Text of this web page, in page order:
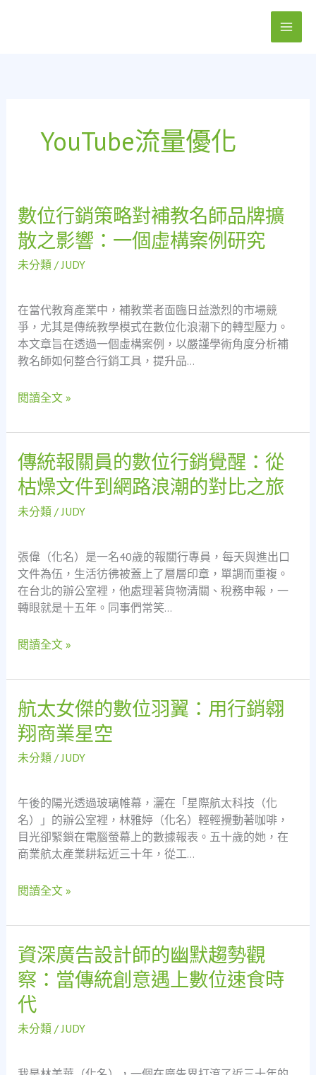
YouTube流量優化
數位行銷策略對補教名師品牌擴
散之影響：一個虛構案例研究
未分類/JUDY
在當代教育產業中，補教業者面臨日益激烈的市場競
爭，尤其是傳統教學模式在數位化浪潮下的轉型壓力。
本文章旨在透過一個虛構案例，以嚴謹學術角度分析補
教名師如何整合行銷工具，提升品…
數
位
行
銷
對
補
教
名
品
擴
散
之
影
響：
一
虛
構
案
例
究
閱讀全文 »
傳統報關員的數位行銷覺醒：從
枯燥文件到網路浪潮的對比之旅
未分類/JUDY
張偉（化名）是一名40歲的報關行專員，每天與進出口
文件為伍，生活彷彿被蓋上了層層印章，單調而重複。
在台北的辦公室裡，他處理著貨物清關、稅務申報，一
轉眼就是十五年。同事們常笑…
傳
統
報
關
數
位
行
銷
醒：
枯
燥
文
件
到
網
浪
潮
的
對
之
旅
閱讀全文 »
航太女傑的數位羽翼：用行銷翱
翔商業星空
未分類/JUDY
午後的陽光透過玻璃帷幕，灑在「星際航太科技（化
名）」的辦公室裡，林雅婷（化名）輕輕攪動著咖啡，
目光卻緊鎖在電腦螢幕上的數據報表。五十歲的她，在
商業航太產業耕耘近三十年，從工…
航
太
女
傑
位
羽
翼：
用
銷
翔
商
業
星
空
閱讀全文 »
資深廣告設計師的幽默趨勢觀
察：當傳統創意遇上數位速食時
代
未分類/JUDY
資
深
廣
告
設
計
的